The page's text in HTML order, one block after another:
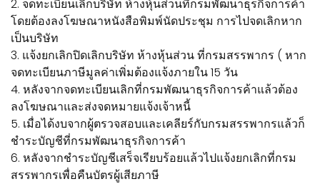
2. จดทะเบียนเลิกบริษัท ห้างหุ้นส่วนที่กรมพัฒนาธุรกิจการค้า
โดยต้องลงโฆษณาหนังสือพิมพ์นัดประชุม การไปจดเลิกหาก
เป็นบริษัท
3. แจ้งยกเลิกปิดเลิกบริษัท ห้างหุ้นส่วน ที่กรมสรรพากร ( หาก
จดทะเบียนภาษีมูลค่าเพิ่มต้องแจ้งภายใน 15 วัน
4. หลังจากจดทะเบียนเลิกที่กรมพัฒนาธุรกิจการค้าแล้วต้อง
ลงโฆษณาและส่งจดหมายแจ้งเจ้าหนี้
5. เมื่อได้งบจากผู้ตรวจสอบและเคลียร์กับกรมสรรพากรแล้วก็
ชำระบัญชีที่กรมพัฒนาธุรกิจการค้า
6. หลังจากชำระบัญชีเสร็จเรียบร้อยแล้วไปแจ้งยกเลิกที่กรม
สรรพากรเพื่อคืนบัตรผู้เสียภาษี